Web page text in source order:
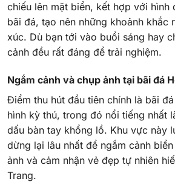
chiếu lên mặt biển, kết hợp với hình
bãi đá, tạo nên những khoảnh khắc
xúc. Dù bạn tới vào buổi sáng hay
cảnh đều rất đáng để trải nghiệm.
Ngắm cảnh và chụp ảnh tại bãi đá
Điểm thu hút đầu tiên chính là bãi
hình kỳ thú, trong đó nổi tiếng nhất
dấu bàn tay khổng lồ. Khu vực này
dừng lại lâu nhất để ngắm cảnh
ảnh và cảm nhận vẻ đẹp tự nhiên
Trang.